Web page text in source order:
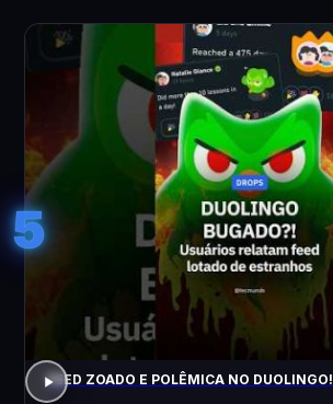
5
FEED ZOADO E POLÊMICA NO DUOLINGO!